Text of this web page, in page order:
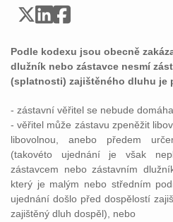
Podle kodexu jsou obecně
dlužník nebo zástavce nesmí
(splatnosti) zajištěného dluhu je
- zástavní věřitel se nebude
- věřitel může zástavu zpeněžit
libovolnou, anebo předem
(takovéto ujednání je však
zástavcem nebo zástavním
který je malým nebo středním
ujednání došlo před dospělostí
zajištěný dluh dospěl), nebo